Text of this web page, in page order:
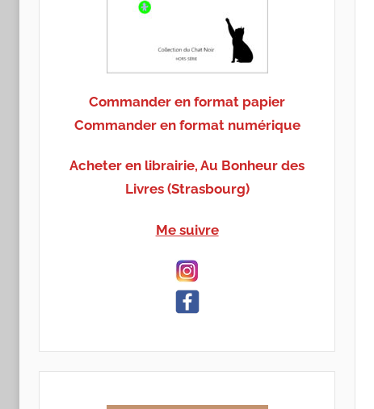
Commander en format papier
Commander en format numérique
Acheter en librairie, Au Bonheur des
Livres (Strasbourg)
Me suivre